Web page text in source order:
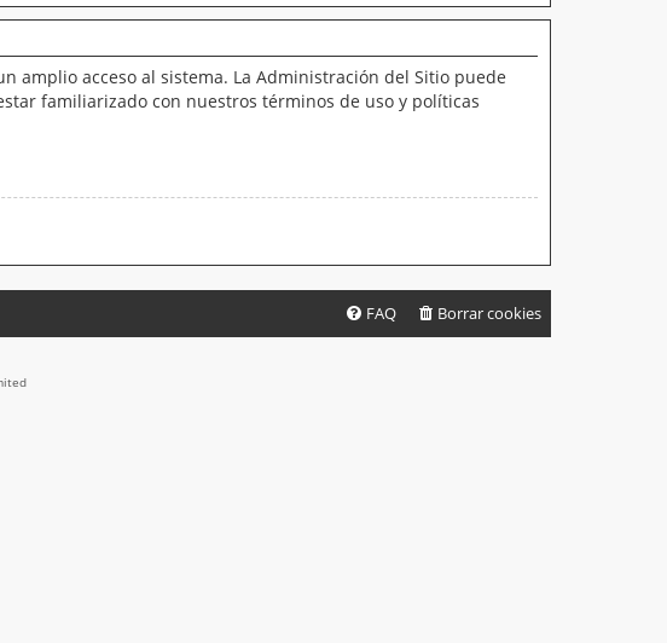
amplio acceso al sistema. La Administración del Sitio puede
familiarizado con nuestros términos de uso y políticas
Borrar cookies
FAQ